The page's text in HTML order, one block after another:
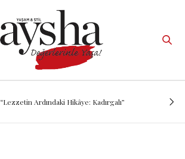
“Lezzetin Ardındaki Hikâye: Kadırgalı”